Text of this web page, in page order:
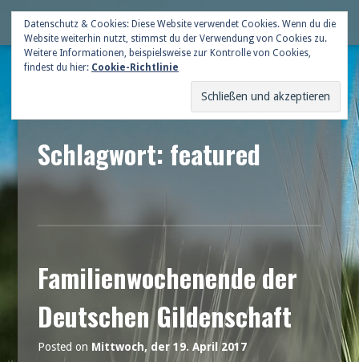
Skip
content
Deutsche Gildenschaft
Schlagwort: featured
Familienwochenende der
Deutschen Gildenschaft
Posted on Mittwoch, der 19. April 2017
Datenschutz & Cookies: Diese Website verwendet Cookies. Wenn du die
Website weiterhin nutzt, stimmst du der Verwendung von Cookies zu.
Weitere Informationen, beispielsweise zur Kontrolle von Cookies,
findest du hier: Cookie-Richtlinie